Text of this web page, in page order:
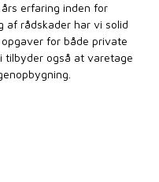
erfaring inden for
af rådskader har vi solid
for både private
tilbyder også at varetage